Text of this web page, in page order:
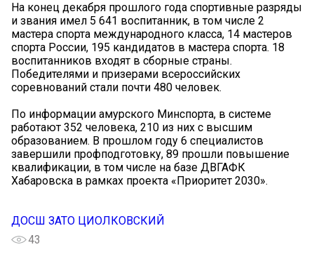
На конец декабря прошлого года спортивные разряды
и звания имел 5 641 воспитанник, в том числе 2
мастера спорта международного класса, 14 мастеров
спорта России, 195 кандидатов в мастера спорта. 18
воспитанников входят в сборные страны.
Победителями и призерами всероссийских
соревнований стали почти 480 человек.
По информации амурского Минспорта, в системе
работают 352 человека, 210 из них с высшим
образованием. В прошлом году 6 специалистов
завершили профподготовку, 89 прошли повышение
квалификации, в том числе на базе ДВГАФК
Хабаровска в рамках проекта «Приоритет 2030».
ДОСШ ЗАТО ЦИОЛКОВСКИЙ
43